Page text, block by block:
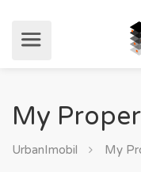
My
UrbanImobil My